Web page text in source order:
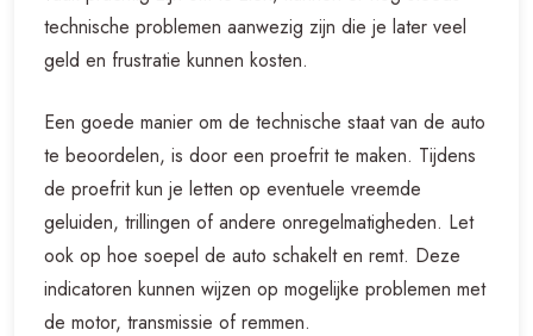
technische problemen aanwezig zijn die je later veel
geld en frustratie kunnen kosten.
Een goede manier om de technische staat van de auto
te beoordelen, is door een proefrit te maken. Tijdens
de proefrit kun je letten op eventuele vreemde
geluiden, trillingen of andere onregelmatigheden. Let
ook op hoe soepel de auto schakelt en remt. Deze
indicatoren kunnen wijzen op mogelijke problemen met
de motor, transmissie of remmen.